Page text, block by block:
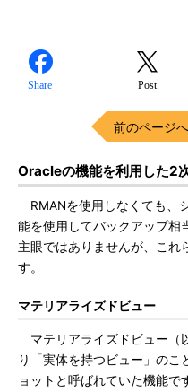
Share Post
前のページへ
Oracleの機能を利用した2
RMANを使用しなくても、
能を使用してバックアップ相
主眼ではありませんが、これ
す。
マテリアライズドビュー
マテリアライズドビュー（
り「実体を持つビュー」の
ョットと呼ばれていた機能で